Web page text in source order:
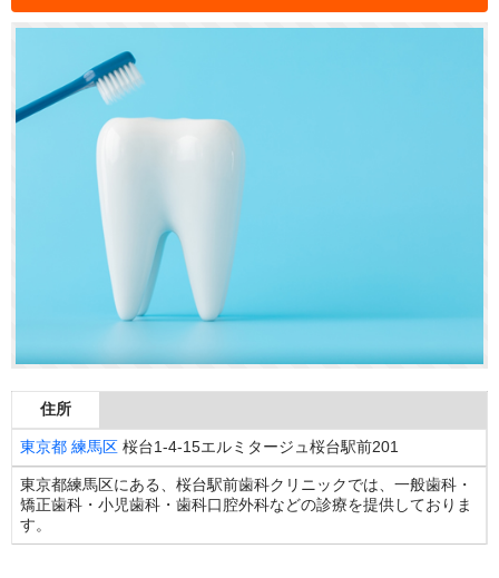
住所
東京都 練馬区 桜台1-4-15エルミタージュ桜台駅前201
東京都練馬区にある、桜台駅前歯科クリニックでは、一般歯科・
矯正歯科・小児歯科・歯科口腔外科などの診療を提供しておりま
す。